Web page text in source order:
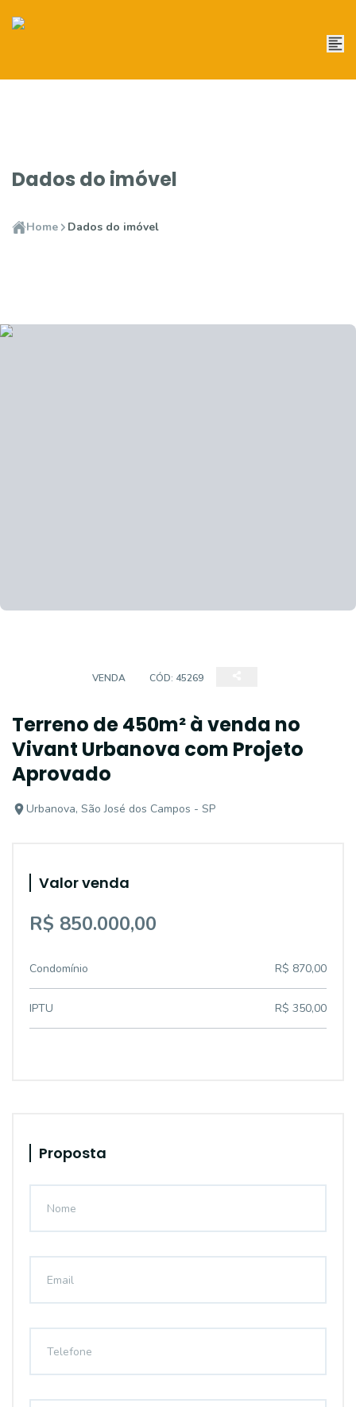
Dados do imóvel
Home Dados do imóvel
VENDA CÓD: 45269
Terreno de 450m² à venda no
Vivant Urbanova com Projeto
Aprovado
Urbanova, São José dos Campos - SP
Valor venda
R$ 850.000,00
Condomínio R$ 870,00
IPTU R$ 350,00
Proposta